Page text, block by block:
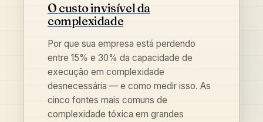
O custo invisível da
complexidade
Por que sua empresa está perdendo
entre 15% e 30% da capacidade de
execução em complexidade
desnecessária — e como medir isso. As
cinco fontes mais comuns de
complexidade tóxica em grandes